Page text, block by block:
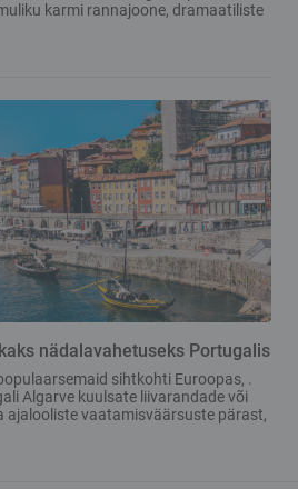
karmi rannajoone, dramaatiliste
nädalavahetuseks Portugalis
sihtkohti Euroopas, .
Algarve kuulsate liivarandade või
ajalooliste vaatamisväärsuste pärast,